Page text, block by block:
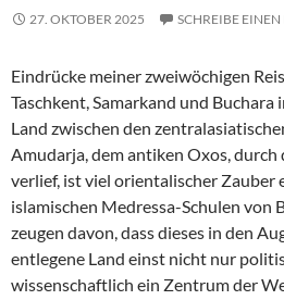
27. OKTOBER 2025 SCHREIBE
Eindrücke meiner zweiwöchigen
Taschkent, Samarkand und
Land zwischen den
Amudarja, dem antiken Oxos, durch
verlief, ist viel orientalischer Zauber
islamischen Medressa-Schulen von
zeugen davon, dass dieses in den
entlegene Land einst nicht nur
wissenschaftlich ein Zentrum der